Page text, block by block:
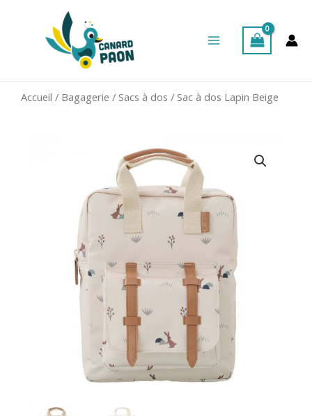
Menu
Accueil / Bagagerie / Sacs à dos / Sac à dos Lapin Beige